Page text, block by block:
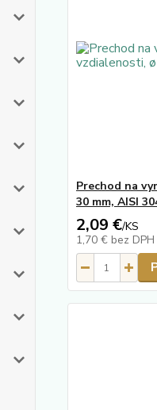
Prechod na
30 mm, AISI
2,09 €/KS
1,70 € bez DPH